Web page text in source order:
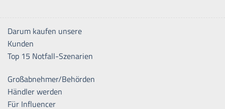
Darum kaufen unsere
Kunden
Top 15 Notfall-Szenarien
Großabnehmer/Behörden
Händler werden
Für Influencer